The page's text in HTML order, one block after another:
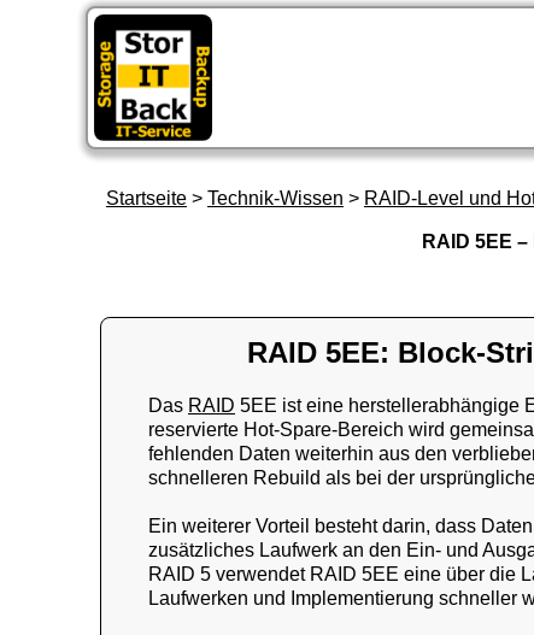
Startseite > Technik-Wissen > RAID-Level und
RAID 5EE
RAID 5EE: Block-
Das RAID 5EE ist eine herstellerabhängige
reservierte Hot-Spare-Bereich wird
fehlenden Daten weiterhin aus den
schnelleren Rebuild als bei der
Ein weiterer Vorteil besteht darin, dass
zusätzliches Laufwerk an den Ein- und
RAID 5 verwendet RAID 5EE eine über die
Laufwerken und Implementierung schneller